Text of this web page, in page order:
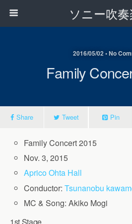
ソニー吹
2016/05/02 • No
Family
Share Tweet Pin
Family Concert 2015
Nov. 3, 2015
Aprico Ohta Hall
Conductor:Tsunanobu
MC & Song: Akiko Mogi
1st Stage